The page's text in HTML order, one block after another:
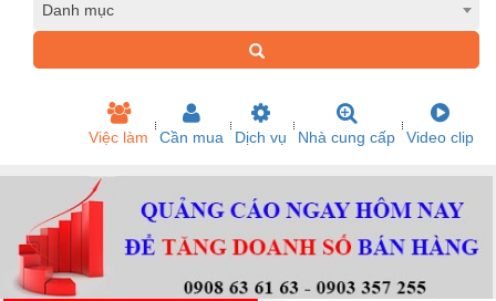
Danh mục
Việc làm Cần mua Dịch vụ Nhà cung cấp Video clip